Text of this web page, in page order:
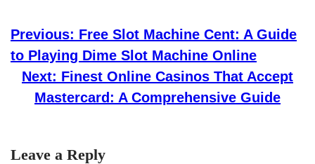
Previous: Free Slot Machine Cent: A Guide
to Playing Dime Slot Machine Online
Next: Finest Online Casinos That Accept
Mastercard: A Comprehensive Guide
Leave a Reply